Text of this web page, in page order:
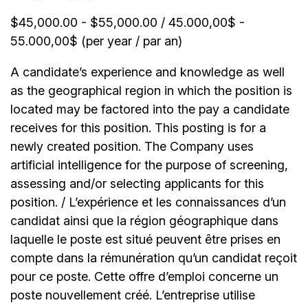
$45,000.00 - $55,000.00 / 45.000,00$ -
55.000,00$ (per year / par an)
A candidate’s experience and knowledge as well
as the geographical region in which the position is
located may be factored into the pay a candidate
receives for this position. This posting is for a
newly created position. The Company uses
artificial intelligence for the purpose of screening,
assessing and/or selecting applicants for this
position. / L’expérience et les connaissances d’un
candidat ainsi que la région géographique dans
laquelle le poste est situé peuvent être prises en
compte dans la rémunération qu’un candidat reçoit
pour ce poste. Cette offre d’emploi concerne un
poste nouvellement créé. L’entreprise utilise